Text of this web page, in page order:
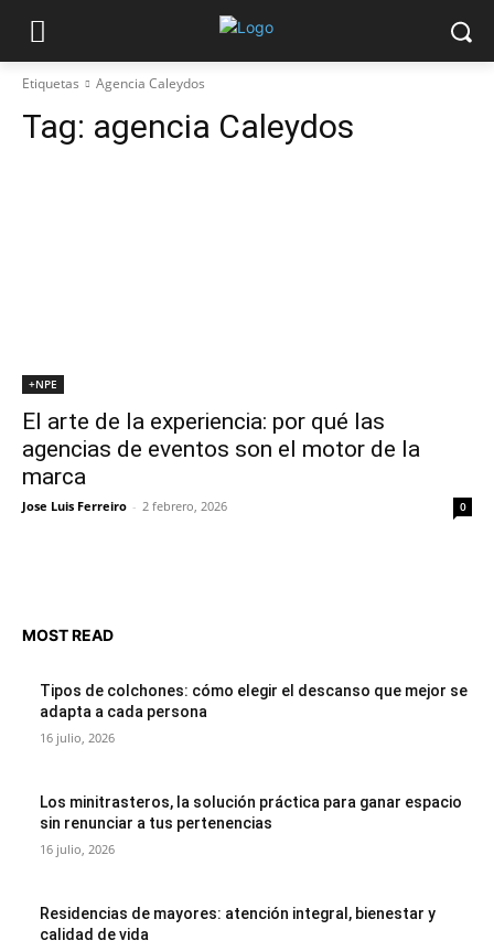
Etiquetas Agencia Caleydos
Tag: agencia Caleydos
+NPE
El arte de la experiencia: por qué las
agencias de eventos son el motor de la
marca
Jose Luis Ferreiro - 2 febrero, 2026 0
MOST READ
Tipos de colchones: cómo elegir el descanso que mejor se
adapta a cada persona
16 julio, 2026
Los minitrasteros, la solución práctica para ganar espacio
sin renunciar a tus pertenencias
16 julio, 2026
Residencias de mayores: atención integral, bienestar y
calidad de vida